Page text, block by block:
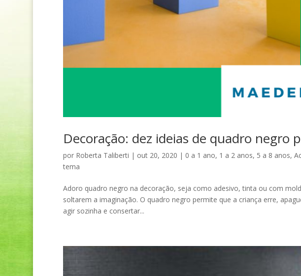
Decoração: dez ideias de quadro negro
por Roberta Taliberti | out 20, 2020 | 0 a 1 ano, 1 a 2 anos, 5 a 8 anos,
tema
Adoro quadro negro na decoração, seja como adesivo, tinta ou com
soltarem a imaginação. O quadro negro permite que a criança erre,
agir sozinha e consertar...